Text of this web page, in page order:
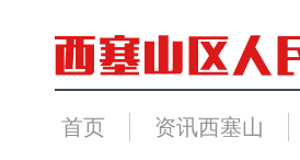
首页 资讯西塞山